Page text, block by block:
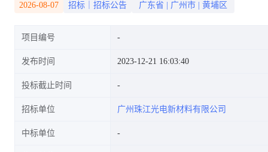
2026-08-07 招标｜招标公告 广东省 广州市 黄埔区
项目编号
发布时间 2023-12-21 16:03:40
投标截止时间
招标单位 广州珠江光电新材料有限公司
中标单位